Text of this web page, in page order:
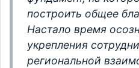
построить общее
Настало время
укрепления
региональной